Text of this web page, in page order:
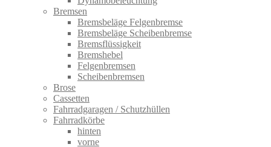
Bremsen
Bremsbeläge Felgenbremse
Bremsbeläge Scheibenbremse
Bremsflüssigkeit
Bremshebel
Felgenbremsen
Scheibenbremsen
Brose
Cassetten
Fahrradgaragen / Schutzhüllen
Fahrradkörbe
hinten
vorne